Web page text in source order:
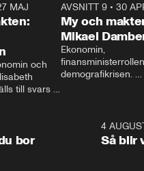
MAJ
och
till svars
AVSNITT 9• 30
My och
Mikael
Ekonomin,
demografikrisen.
och Makten.
1:06
bor
4
Så blir